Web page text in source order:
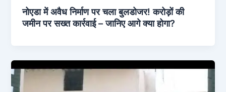
नोएडा में अवैध निर्माण पर चला बुलडोजर! करोड़ों की
जमीन पर सख्त कार्रवाई – जानिए आगे क्या होगा?